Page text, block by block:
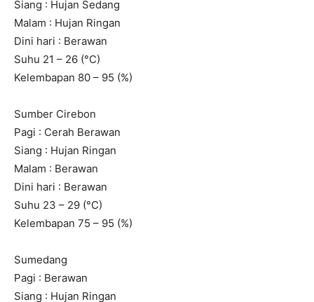
Siang : Hujan Sedang
Malam : Hujan Ringan
Dini hari : Berawan
Suhu 21 – 26 (°C)
Kelembapan 80 – 95 (%)
Sumber Cirebon
Pagi : Cerah Berawan
Siang : Hujan Ringan
Malam : Berawan
Dini hari : Berawan
Suhu 23 – 29 (°C)
Kelembapan 75 – 95 (%)
Sumedang
Pagi : Berawan
Siang : Hujan Ringan